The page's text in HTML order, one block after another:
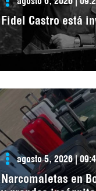
Fidel Castro está
agosto 5, 2026 |
Narcomaletas en